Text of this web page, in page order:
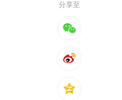
分享至